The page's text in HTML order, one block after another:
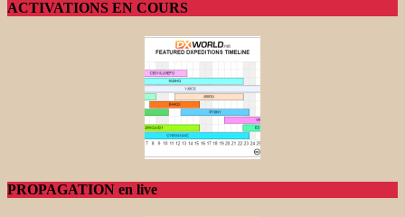
ACTIVATIONS EN COURS
PROPAGATION en live